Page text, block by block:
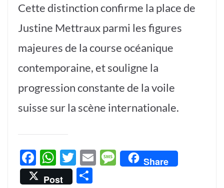
Cette distinction confirme la place de
Justine Mettraux parmi les figures
majeures de la course océanique
contemporaine, et souligne la
progression constante de la voile
suisse sur la scène internationale.
F
ac
W
h
T
w
E
M
Share
Post